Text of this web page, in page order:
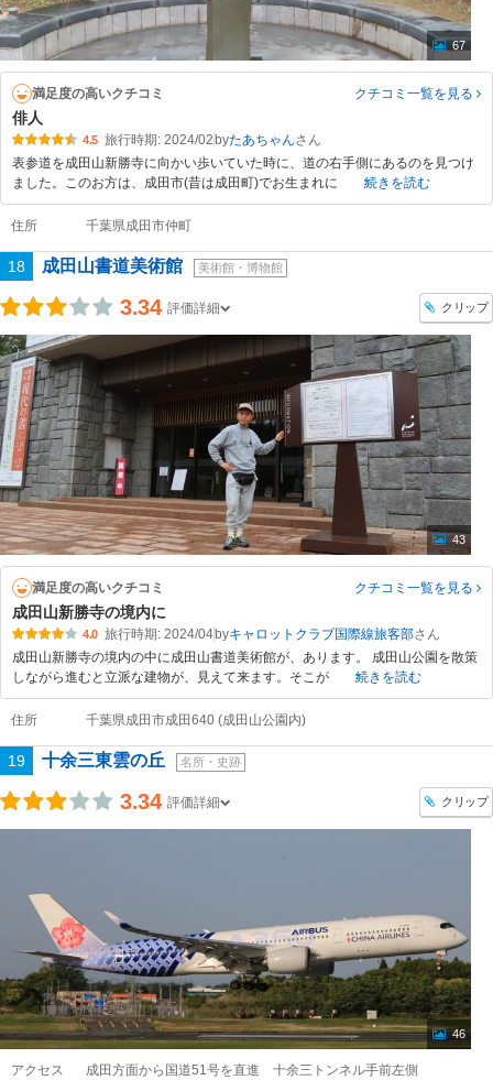
67
満足度の高いクチコミ クチコミ一覧を見る
俳人
4.5 旅行時期: 2024/02 byたあちゃん
表参道を成田山新勝寺に向かい歩いていた時に、道の右手側にあるのを見つけ
ました。このお方は、成田市(昔は成田町)でお生まれに
続きを読む
住所 千葉県成田市仲町
18 成田山書道美術館 美術館・博物館
3.34 評価詳細 クリップ
43
満足度の高いクチコミ クチコミ一覧を見る
成田山新勝寺の境内に
4.0 旅行時期: 2024/04byキャロットクラブ国際線旅客部
成田山新勝寺の境内の中に成田山書道美術館が、あります。 成田山公園を散策
しながら進むと立派な建物が、見えて来ます。そこが
続きを読む
住所 千葉県成田市成田640 (成田山公園内)
19 十余三東雲の丘 名所・史跡
3.34 評価詳細 クリップ
46
アクセス 成田方面から国道51号を直進 十余三トンネル手前左側